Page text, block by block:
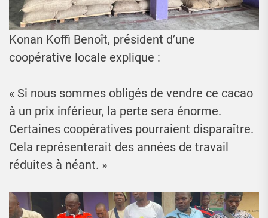
Konan Koffi Benoît, président d’une
coopérative locale explique :
« Si nous sommes obligés de vendre ce cacao
à un prix inférieur, la perte sera énorme.
Certaines coopératives pourraient disparaître.
Cela représenterait des années de travail
réduites à néant. »